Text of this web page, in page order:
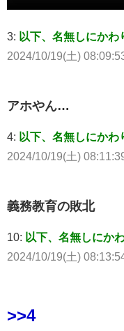
3: 以下、名無しにか
2024/10/19(土)
アホやん…
4: 以下、名無しにか
2024/10/19(土)
義務教育の敗北
10: 以下、名無しにか
2024/10/19(土)
>>4